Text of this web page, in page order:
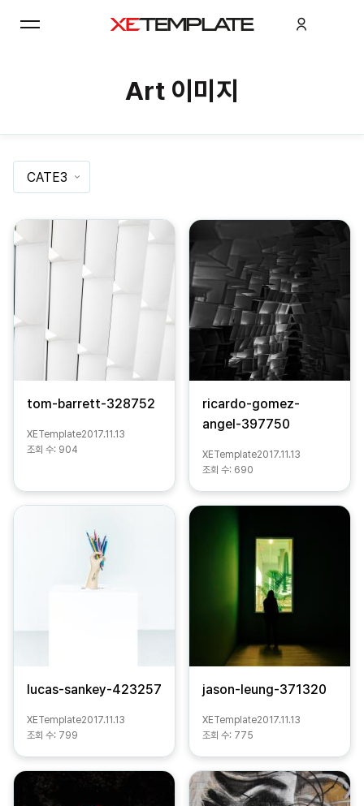
Art 이미지
CATE3
tom-barrett-328752
XETemplate2017.11.13
조회 수: 904
ricardo-gomez-
angel-397750
XETemplate2017.11.13
조회 수: 690
lucas-sankey-423257
XETemplate2017.11.13
조회 수: 799
jason-leung-371320
XETemplate2017.11.13
조회 수: 775